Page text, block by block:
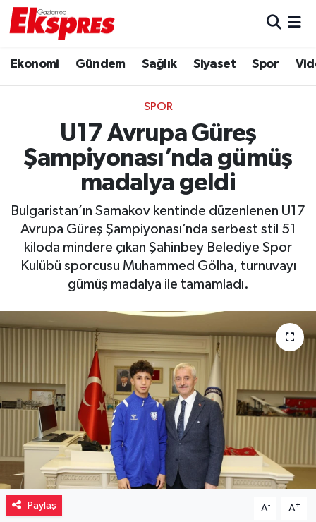
Ekonomi Gündem Sağlık Siyaset Spor
SPOR
U17 Avrupa Güreş
Şampiyonası’nda gümüş
madalya geldi
Bulgaristan’ın Samakov kentinde düzenlenen U17
Avrupa Güreş Şampiyonası’nda serbest stil 51
kiloda mindere çıkan Şahinbey Belediye Spor
Kulübü sporcusu Muhammed Gölha, turnuvayı
gümüş madalya ile tamamladı.
Paylaş A- A+
Ekonomi
Gaziantep son dakika
Genel
Haberler
Kültür Sanat
Resmi İlanlar
Sağlık
Sinemalar
Trafik Durumu
Puan Durumu ve Fikstür
Tüm Manşetler
Son Dakika Haberleri
Haber Arşivi